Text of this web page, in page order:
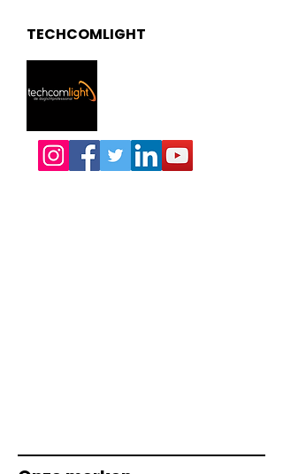
TECHCOMLIGHT